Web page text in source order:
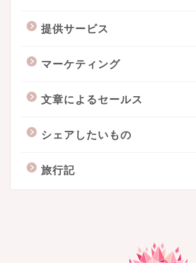
提供サービス
マーケティング
文章によるセールス
シェアしたいもの
旅行記